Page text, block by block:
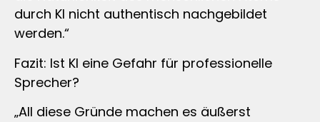
durch KI nicht authentisch nachgebildet
werden.“
Fazit: Ist KI eine Gefahr für professionelle
Sprecher?
„All diese Gründe machen es äußerst